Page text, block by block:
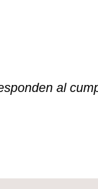
al